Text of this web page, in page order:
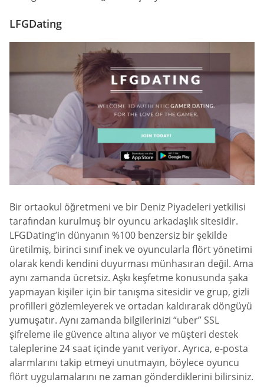
LFGDating
Bir ortaokul öğretmeni ve bir Deniz Piyadeleri yetkilisi
tarafından kurulmuş bir oyuncu arkadaşlık sitesidir.
LFGDating’in dünyanın %100 benzersiz bir şekilde
üretilmiş, birinci sınıf inek ve oyuncularla flört yönetimi
olarak kendi kendini duyurması münhasıran değil. Ama
aynı zamanda ücretsiz. Aşkı keşfetme konusunda şaka
yapmayan kişiler için bir tanışma sitesidir ve grup, gizli
profilleri gözlemleyerek ve ortadan kaldırarak döngüyü
yumuşatır. Aynı zamanda bilgilerinizi “uber” SSL
şifreleme ile güvence altına alıyor ve müşteri destek
taleplerine 24 saat içinde yanıt veriyor. Ayrıca, e-posta
alarmlarını takip etmeyi unutmayın, böylece oyuncu
flört uygulamalarını ne zaman gönderdiklerini bilirsiniz.